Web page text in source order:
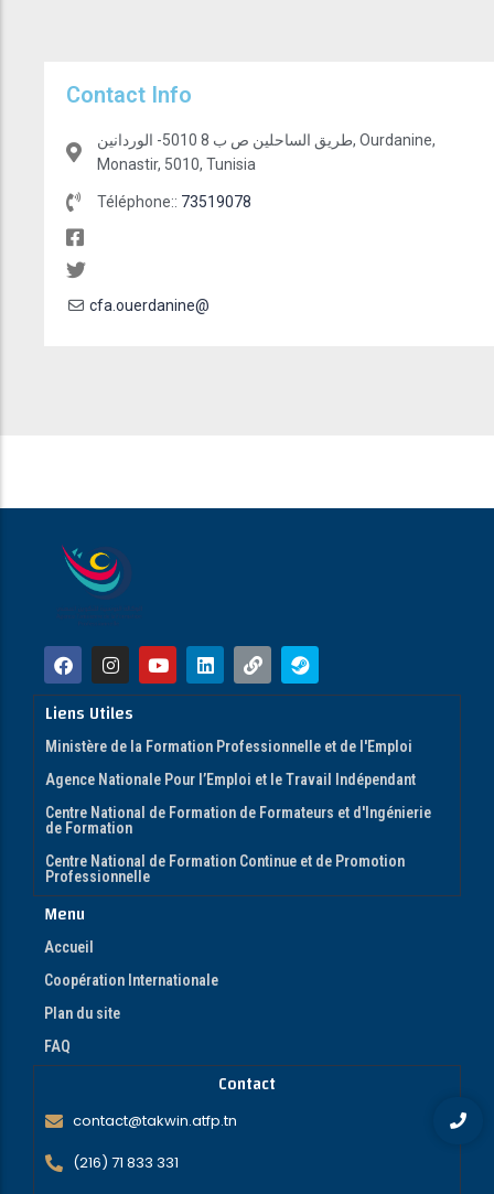
Contact Info
طريق الساحلين ص ب 8 5010- الوردانين, Ourdanine,
Monastir, 5010, Tunisia
Téléphone:: 73519078
cfa.ouerdanine@
Liens Utiles
Ministère de la Formation Professionnelle et de l'Emploi
Agence Nationale Pour l’Emploi et le Travail Indépendant
Centre National de Formation de Formateurs et d'Ingénierie
de Formation
Centre National de Formation Continue et de Promotion
Professionnelle
Menu
Accueil
Coopération Internationale
Plan du site
FAQ
Contact
contact@takwin.atfp.tn
(216) 71 833 331